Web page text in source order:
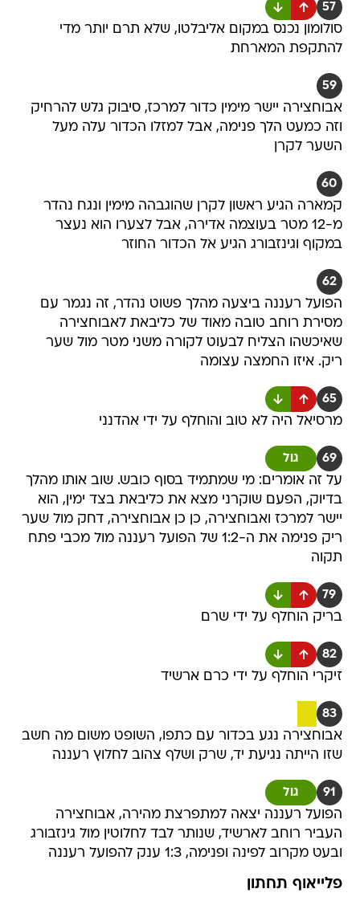
57
סולומון נכנס במקום אליבלטו, שלא תרם יותר מדי
להתקפת המארחת
59
אבוחצירה יישר מימין כדור למרכז, סיבוק גלש להרחיק
וזה כמעט הלך פנימה, אבל למזלו הכדור עלה מעל
השער לקרן
60
קמארה הגיע ראשון לקרן שהוגבהה מימין ונגח נהדר
מ-12 מטר בעוצמה אדירה, אבל לצערו הוא נעצר
במקוף וגינזבורג הגיע אל הכדור החוזר
62
הפועל רעננה ביצעה מהלך פשוט נהדר, זה נגמר עם
מסירת רוחב טובה מאוד של כליבאת לאבוחצירה
שאיכשהו הצליח לבעוט לקורה משני מטר מול שער
ריק. איזו החמצה עצומה
65
מרסיאל היה לא טוב והוחלף על ידי אהדנני
69 גול
על זה אומרים: מי שמתמיד בסוף כובש. שוב אותו מהלך
בדיוק, הפעם שוקרני מצא את כליבאת בצד ימין, הוא
יישר למרכז ואבוחצירה, כן כן אבוחצירה, דחק מול שער
ריק פנימה את ה-1:2 של הפועל רעננה מול מכבי פתח
תקוה
79
בריק הוחלף על ידי שרם
82
זיקרי הוחלף על ידי כרם ארשיד
83
אבוחצירה נגע בכדור עם כתפו, השופט משום מה חשב
שזו הייתה נגיעת יד, שרק ושלף צהוב לחלוץ רעננה
91 גול
הפועל רעננה יצאה למתפרצת מהירה, אבוחצירה
העביר רוחב לארשיד, שנותר לבד לחלוטין מול גינזבורג
ובעט מקרוב לפינה ופנימה, 1:3 ענק להפועל רעננה
פלייאוף תחתון